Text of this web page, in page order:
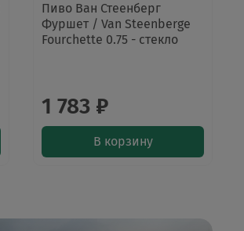
Пиво Ван Стеенберг
Фуршет / Van Steenberge
Fourchette 0.75 - стекло
1 783 ₽
В корзину